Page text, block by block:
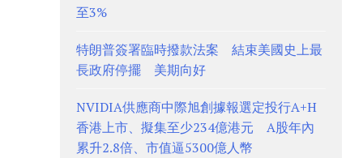
至3%
特朗普簽署臨時撥款法案 結束美國史上最
長政府停擺 美期向好
NVIDIA供應商中際旭創據報選定投行A+H
香港上市、擬集至少234億港元 A股年內
累升2.8倍、市值逼5300億人幣